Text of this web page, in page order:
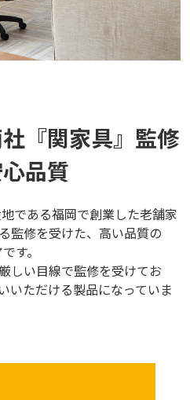
『関家具』監修
品質
である福岡で創業した老舗家
監修を受けた、高い品質の
す。
しい目線で監修を受けてお
いただける製品になっていま